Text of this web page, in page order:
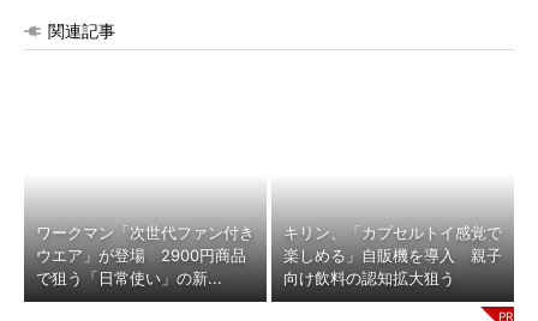
関連記事
ワークマン「次世代ファン付き
ウエア」が登場 2900円商品
で狙う「日常使い」の新...
キリン、「カプセルトイ感覚で
楽しめる」自販機を導入 親子
向け飲料の認知拡大狙う